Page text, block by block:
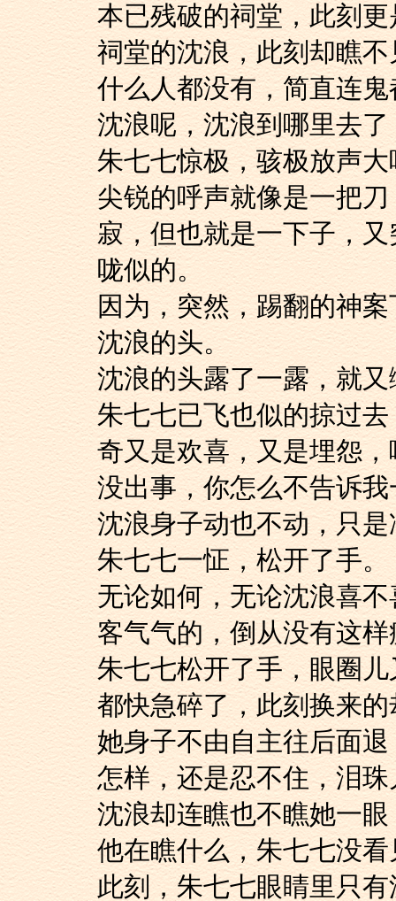
本已残破的祠堂，此
祠堂的沈浪，此刻却瞧
什么人都没有，简直
沈浪呢，沈浪到哪里
朱七七惊极，骇极放
尖锐的呼声就像是一
寂，但也就是一下子，
咙似的。
因为，突然，踢翻的
沈浪的头。
沈浪的头露了一露，就
朱七七已飞也似的掠
奇又是欢喜，又是埋怨
没出事，你怎么不告诉
沈浪身子动也不动，
朱七七一怔，松开了手。
无论如何，无论沈浪
客气气的，倒从没有这
朱七七松开了手，眼
都快急碎了，此刻换来
她身子不由自主往后
怎样，还是忍不住，泪
沈浪却连瞧也不瞧她
他在瞧什么，朱七七没
此刻，朱七七眼睛里